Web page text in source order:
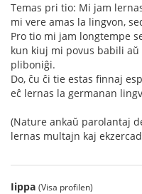
Temas pri tio: Mi jam
mi vere amas la lingvon,
Pro tio mi jam longtempe
kun kiuj mi povus babili
pliboniĝi.
Do, ĉu ĉi tie estas finnaj
eĉ lernas la germanan
(Nature ankaŭ parolantaj
lernas multajn kaj
Iippa (Visa profilen)